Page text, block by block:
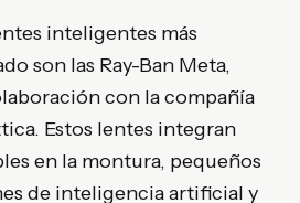
inteligentes más
son las Ray-Ban Meta,
con la compañía
. Estos lentes integran
en la montura, pequeños
de inteligencia artificial y